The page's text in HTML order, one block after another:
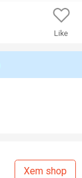
Like
Xem shop